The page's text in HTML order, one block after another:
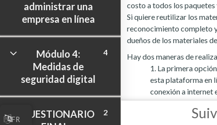
administrar una
empresa en línea
Módulo 4:
Medidas de
seguridad digital
4
CUESTIONARIO
2
costo a todos los
Si quiere reutilizar los
reconocimiento completo
dueños de los materiales
Hay dos maneras de
La primera
esta plataforma en
conexión a internet
Otra opción es
línea”, que están
FR